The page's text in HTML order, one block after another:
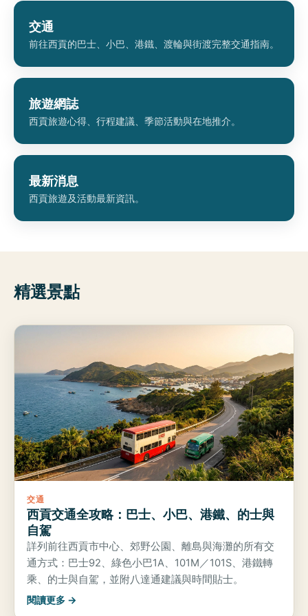
交通
前往西貢的巴士、小巴、港鐵、渡輪與街渡完整交通指南。
旅遊網誌
西貢旅遊心得、行程建議、季節活動與在地推介。
最新消息
西貢旅遊及活動最新資訊。
精選景點
交通
西貢交通全攻略：巴士、小巴、港鐵、的士與
自駕
詳列前往西貢市中心、郊野公園、離島與海灘的所有交
通方式：巴士92、綠色小巴1A、101M／101S、港鐵轉
乘、的士與自駕，並附八達通建議與時間貼士。
閱讀更多 →